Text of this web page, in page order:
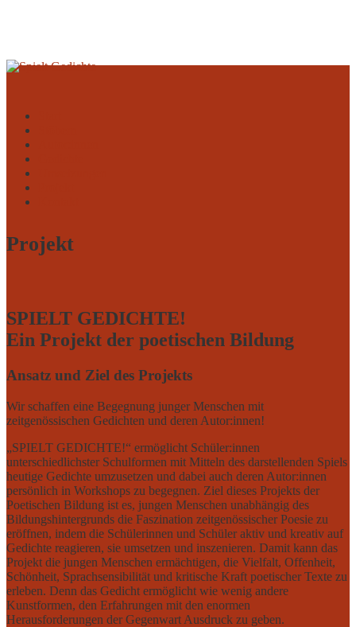
Projekt
SPIELT GEDICHTE!
Ein Projekt der poetischen Bildung
Ansatz und Ziel des Projekts
Wir schaffen eine Begegnung junger Menschen mit
zeitgenössischen Gedichten und deren Autor:innen!
„SPIELT GEDICHTE!“ ermöglicht Schüler:innen
unterschiedlichster Schulformen mit Mitteln des darstellenden Spiels
heutige Gedichte umzusetzen und dabei auch deren Autor:innen
persönlich in Workshops zu begegnen. Ziel dieses Projekts der
Poetischen Bildung ist es, jungen Menschen unabhängig des
Bildungshintergrunds die Faszination zeitgenössischer Poesie zu
eröffnen, indem die Schülerinnen und Schüler aktiv und kreativ auf
Gedichte reagieren, sie umsetzen und inszenieren. Damit kann das
Projekt die jungen Menschen ermächtigen, die Vielfalt, Offenheit,
Schönheit, Sprachsensibilität und kritische Kraft poetischer Texte zu
erleben. Denn das Gedicht ermöglicht wie wenig andere
Kunstformen, den Erfahrungen mit den enormen
Herausforderungen der Gegenwart Ausdruck zu geben.